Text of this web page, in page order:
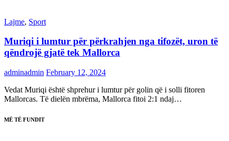
Lajme, Sport
Muriqi i lumtur për përkrahjen nga tifozët, uron të
qëndrojë gjatë tek Mallorca
adminadmin February 12, 2024
Vedat Muriqi është shprehur i lumtur për golin që i solli fitoren
Mallorcas. Të dielën mbrëma, Mallorca fitoi 2:1 ndaj…
MË TË FUNDIT